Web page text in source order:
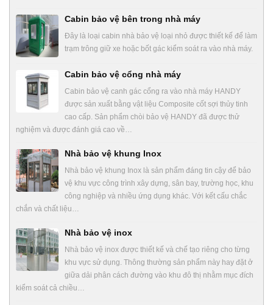
Cabin bảo vệ bên trong nhà máy
Đây là loại cabin nhà bảo vệ loại nhỏ được thiết kế để làm
trạm trông giữ xe hoặc bốt gác kiểm soát ra vào nhà máy.
Cabin bảo vệ cổng nhà máy
Cabin bảo vệ canh gác cổng ra vào nhà máy HANDY
được sản xuất bằng vật liệu Composite cốt sợi thủy tinh
cao cấp. Sản phẩm chòi bảo vệ HANDY đã được thử
nghiệm và được đánh giá cao về…
Nhà bảo vệ khung Inox
Nhà bảo vệ khung Inox là sản phẩm đáng tin cậy để bảo
vệ khu vực công trình xây dựng, sân bay, trường học, khu
công nghiệp và nhiều ứng dụng khác. Với kết cấu chắc
chắn và chất liệu…
Nhà bảo vệ inox
Nhà bảo vệ inox được thiết kế và chế tạo riêng cho từng
khu vực sử dụng. Thông thường sản phẩm này hay đặt ở
giữa dải phân cách đường vào khu đô thị nhằm mục đích
kiểm soát cả chiều…